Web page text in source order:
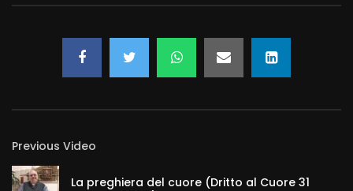
Previous Video
La preghiera del cuore (Dritto al Cuore 31